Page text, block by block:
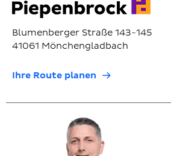
Blumenberger Straße 143-145
41061 Mönchengladbach
Ihre Route planen